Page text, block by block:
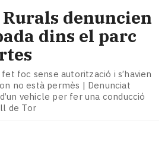
denuncien
dins el parc
foc sense autorització i s’havien
no està permès | Denunciat
vehicle per fer una conducció
de Tor